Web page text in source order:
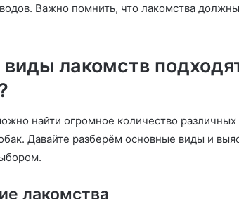
Важно помнить, что лакомства
виды лакомств
найти огромное количество
Давайте разберём основные виды и
лакомства